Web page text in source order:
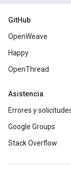
GitHub
OpenWeave
Happy
OpenThread
Asistencia
Errores y
Google Groups
Stack Overflow